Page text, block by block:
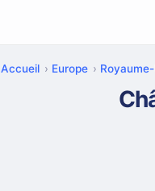
Accueil Europe